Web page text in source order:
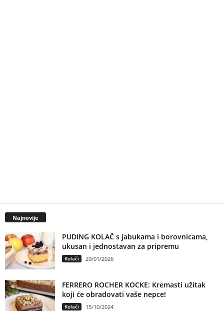
Najnovije
PUDING KOLAČ s jabukama i borovnicama,
ukusan i jednostavan za pripremu
Kolači 29/01/2026
FERRERO ROCHER KOCKE: Kremasti užitak
koji će obradovati vaše nepce!
Kolači 15/10/2024